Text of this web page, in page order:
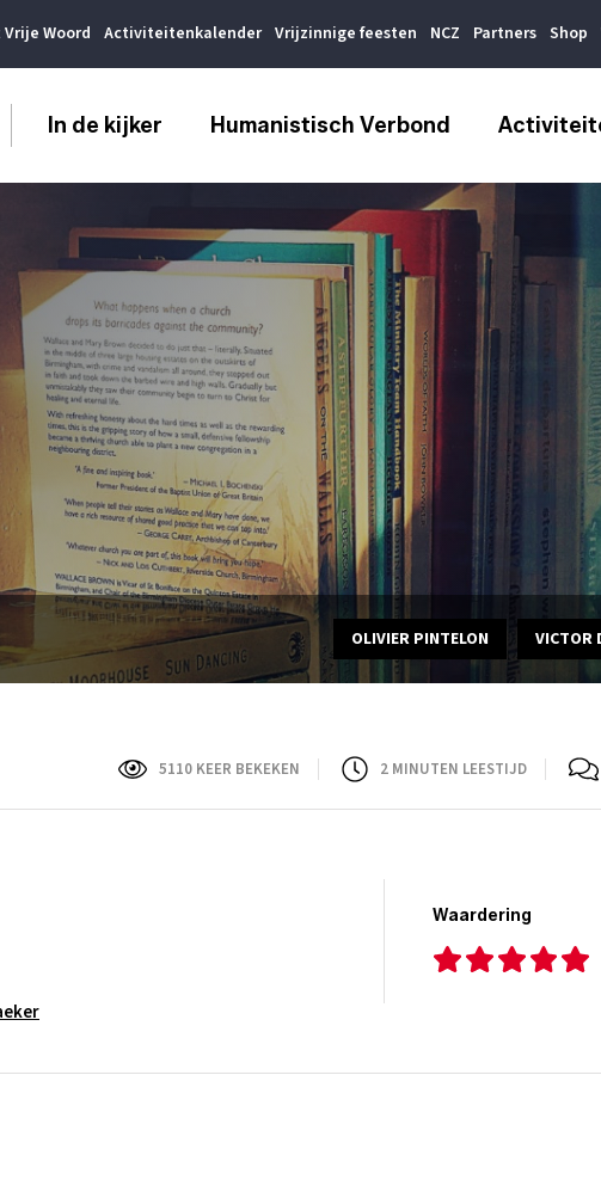
Vrije Woord Activiteitenkalender Vrijzinnige feesten NCZ Partners Shop
In de kijker Humanistisch Verbond
OLIVIER PINTELON VICTOR
5110 KEER BEKEKEN 2 MINUTEN LEESTIJD
Waardering